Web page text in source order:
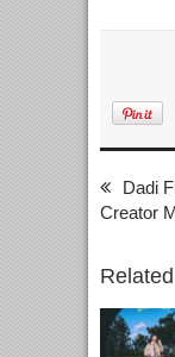
Dadi
Creator